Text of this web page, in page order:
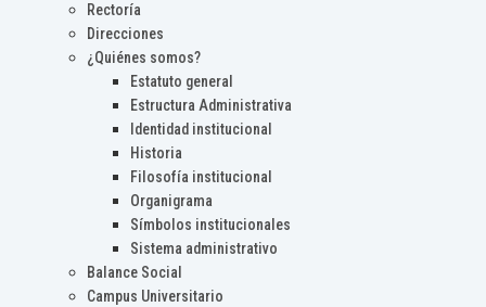
Rectoría
Direcciones
¿Quiénes somos?
Estatuto general
Estructura Administrativa
Identidad institucional
Historia
Filosofía institucional
Organigrama
Símbolos institucionales
Sistema administrativo
Balance Social
Campus Universitario